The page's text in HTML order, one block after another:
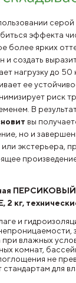
эффекта
более ярких
и создать
нагрузку до 50
ее
риск
В
вы
но и
экстерьера,
кг,
и
при влажных
комнат,
не
стандартам для